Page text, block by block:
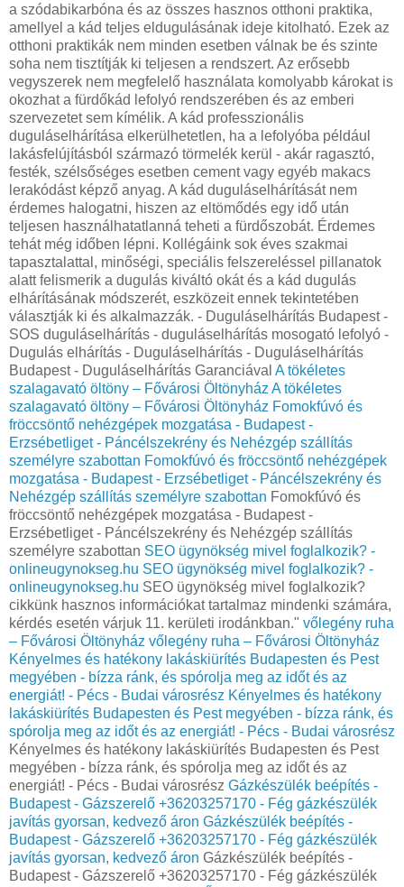
a szódabikarbóna és az összes hasznos otthoni praktika,
amellyel a kád teljes eldugulásának ideje kitolható. Ezek az
otthoni praktikák nem minden esetben válnak be és szinte
soha nem tisztítják ki teljesen a rendszert. Az erősebb
vegyszerek nem megfelelő használata komolyabb károkat is
okozhat a fürdőkád lefolyó rendszerében és az emberi
szervezetet sem kímélik. A kád professzionális
duguláselhárítása elkerülhetetlen, ha a lefolyóba például
lakásfelújításból származó törmelék kerül - akár ragasztó,
festék, szélsőséges esetben cement vagy egyéb makacs
lerakódást képző anyag. A kád duguláselhárítását nem
érdemes halogatni, hiszen az eltömődés egy idő után
teljesen használhatatlanná teheti a fürdőszobát. Érdemes
tehát még időben lépni. Kollégáink sok éves szakmai
tapasztalattal, minőségi, speciális felszereléssel pillanatok
alatt felismerik a dugulás kiváltó okát és a kád dugulás
elhárításának módszerét, eszközeit ennek tekintetében
választják ki és alkalmazzák. - Duguláselhárítás Budapest -
SOS duguláselhárítás - duguláselhárítás mosogató lefolyó -
Dugulás elhárítás - Duguláselhárítás - Duguláselhárítás
Budapest - Duguláselhárítás Garanciával A tökéletes
szalagavató öltöny – Fővárosi Öltönyház A tökéletes
szalagavató öltöny – Fővárosi Öltönyház Fomokfúvó és
fröccsöntő nehézgépek mozgatása - Budapest -
Erzsébetliget - Páncélszekrény és Nehézgép szállítás
személyre szabottan Fomokfúvó és fröccsöntő nehézgépek
mozgatása - Budapest - Erzsébetliget - Páncélszekrény és
Nehézgép szállítás személyre szabottan Fomokfúvó és
fröccsöntő nehézgépek mozgatása - Budapest -
Erzsébetliget - Páncélszekrény és Nehézgép szállítás
személyre szabottan SEO ügynökség mivel foglalkozik? -
onlineugynokseg.hu SEO ügynökség mivel foglalkozik? -
onlineugynokseg.hu SEO ügynökség mivel foglalkozik?
cikkünk hasznos információkat tartalmaz mindenki számára,
kérdés esetén várjuk 11. kerületi irodánkban." vőlegény ruha
– Fővárosi Öltönyház vőlegény ruha – Fővárosi Öltönyház
Kényelmes és hatékony lakáskiürítés Budapesten és Pest
megyében - bízza ránk, és spórolja meg az időt és az
energiát! - Pécs - Budai városrész Kényelmes és hatékony
lakáskiürítés Budapesten és Pest megyében - bízza ránk, és
spórolja meg az időt és az energiát! - Pécs - Budai városrész
Kényelmes és hatékony lakáskiürítés Budapesten és Pest
megyében - bízza ránk, és spórolja meg az időt és az
energiát! - Pécs - Budai városrész Gázkészülék beépítés -
Budapest - Gázszerelő +36203257170 - Fég gázkészülék
javítás gyorsan, kedvező áron Gázkészülék beépítés -
Budapest - Gázszerelő +36203257170 - Fég gázkészülék
javítás gyorsan, kedvező áron Gázkészülék beépítés -
Budapest - Gázszerelő +36203257170 - Fég gázkészülék